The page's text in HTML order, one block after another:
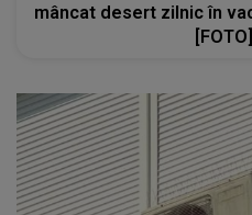
mâncat desert zilnic în
[FOTO]